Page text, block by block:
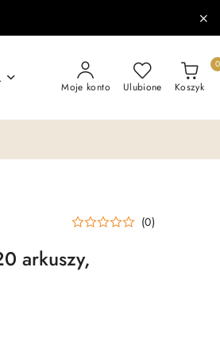
Moje konto Ulubione Koszyk
0
(0)
arkuszy,